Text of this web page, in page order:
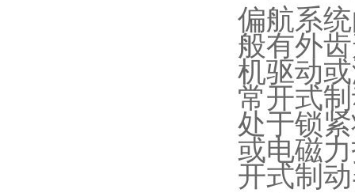
偏航系
般有外
机驱动
常开式
处于锁
或电磁
开式制